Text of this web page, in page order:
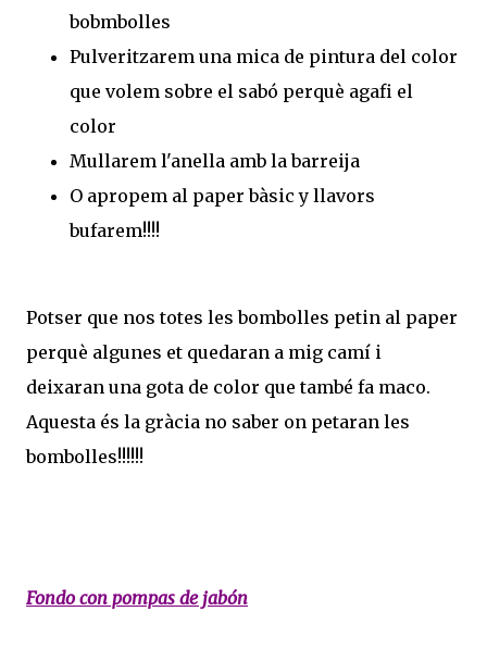
bobmbolles
Pulveritzarem una mica de pintura del color
que volem sobre el sabó perquè agafi el
color
Mullarem l'anella amb la barreija
O apropem al paper bàsic y llavors
bufarem!!!!
Potser que nos totes les bombolles petin al paper
perquè algunes et quedaran a mig camí i
deixaran una gota de color que també fa maco.
Aquesta és la gràcia no saber on petaran les
bombolles!!!!!!
Fondo con pompas de jabón